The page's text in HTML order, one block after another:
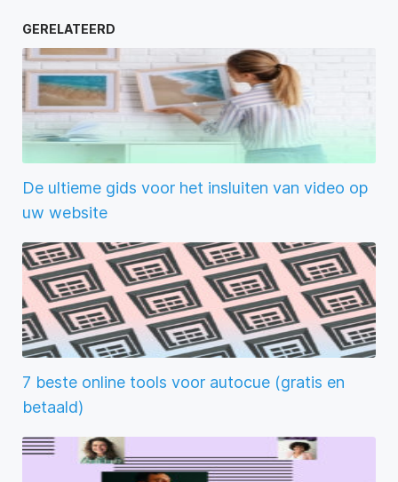
GERELATEERD
De ultieme gids voor het insluiten van video op
uw website
7 beste online tools voor autocue (gratis en
betaald)